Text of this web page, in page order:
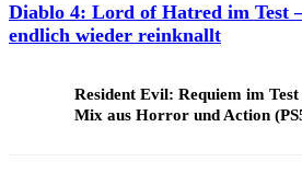
Diablo 4: Lord of Hatred im Test
endlich wieder reinknallt
Resident Evil: Requiem im
Mix aus Horror und Action